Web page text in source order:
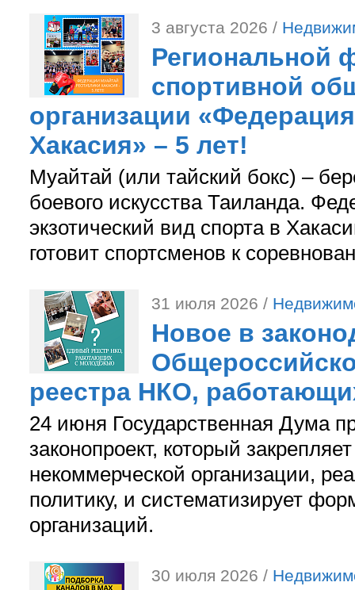
3 августа 2026 /
Региональной
спортивной
организации
Хакасия» – 5 лет!
Муайтай (или тайский бокс) –
боевого искусства Таиланда.
экзотический вид спорта в
готовит спортсменов к
31 июля 2026 /
Новое в
реестра НКО,
24 июня Государственная Дума
законопроект, который
некоммерческой организации,
политику, и систематизирует
организаций.
30 июля 2026 /